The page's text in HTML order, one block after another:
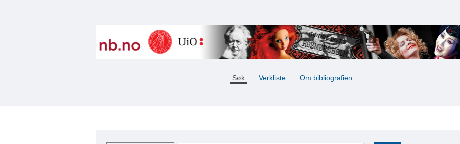
Søk Verkliste Om bibliografien